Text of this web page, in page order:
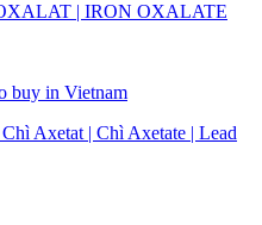
| IRON OXALATE
buy in Vietnam